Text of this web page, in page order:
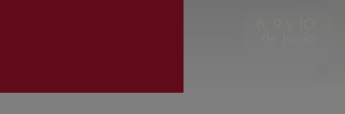
Hábitat Startup